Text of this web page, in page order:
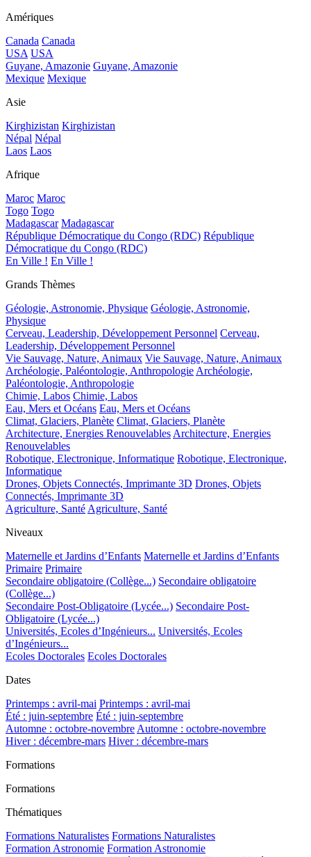
Amériques
Canada Canada
USA USA
Guyane, Amazonie Guyane, Amazonie
Mexique Mexique
Asie
Kirghizistan Kirghizistan
Népal Népal
Laos Laos
Afrique
Maroc Maroc
Togo Togo
Madagascar Madagascar
République Démocratique du Congo (RDC) République
Démocratique du Congo (RDC)
En Ville ! En Ville !
Grands Thèmes
Géologie, Astronomie, Physique Géologie, Astronomie,
Physique
Cerveau, Leadership, Développement Personnel Cerveau,
Leadership, Développement Personnel
Vie Sauvage, Nature, Animaux Vie Sauvage, Nature, Animaux
Archéologie, Paléontologie, Anthropologie Archéologie,
Paléontologie, Anthropologie
Chimie, Labos Chimie, Labos
Eau, Mers et Océans Eau, Mers et Océans
Climat, Glaciers, Planète Climat, Glaciers, Planète
Architecture, Energies Renouvelables Architecture, Energies
Renouvelables
Robotique, Electronique, Informatique Robotique, Electronique,
Informatique
Drones, Objets Connectés, Imprimante 3D Drones, Objets
Connectés, Imprimante 3D
Agriculture, Santé Agriculture, Santé
Niveaux
Maternelle et Jardins d’Enfants Maternelle et Jardins d’Enfants
Primaire Primaire
Secondaire obligatoire (Collège...) Secondaire obligatoire
(Collège...)
Secondaire Post-Obligatoire (Lycée...) Secondaire Post-
Obligatoire (Lycée...)
Universités, Ecoles d’Ingénieurs... Universités, Ecoles
d’Ingénieurs...
Ecoles Doctorales Ecoles Doctorales
Dates
Printemps : avril-mai Printemps : avril-mai
Été : juin-septembre Été : juin-septembre
Automne : octobre-novembre Automne : octobre-novembre
Hiver : décembre-mars Hiver : décembre-mars
Formations
Formations
Thématiques
Formations Naturalistes Formations Naturalistes
Formation Astronomie Formation Astronomie